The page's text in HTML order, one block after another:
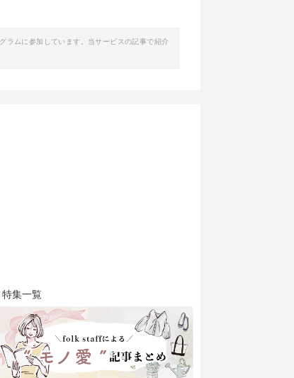
ムに参加しています。当サービスの記事で紹介
特集一覧